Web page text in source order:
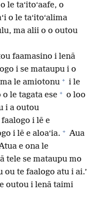
le taʻitoʻaafe, o
o le taʻitoʻalima
ma alii o o outou
faamasino i lenā
i se mataupu i o
le amiotonu + i le
le tagata ese + o loo
i a outou
i lē e
i lē e aloaʻia. + Aua
e ona le
tele se mataupu mo
ou te faalogo atu i ai.’
outou i lenā taimi